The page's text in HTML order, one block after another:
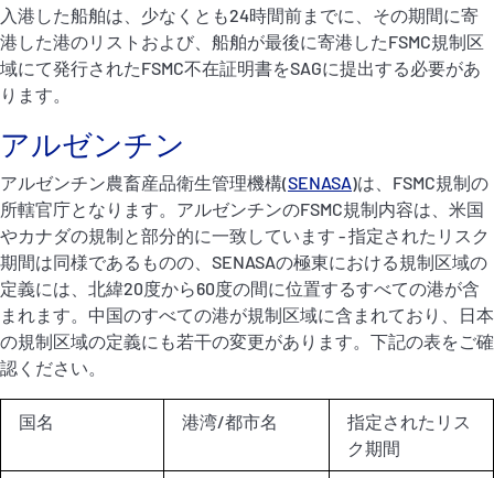
入港した船舶は、少なくとも24時間前までに、その期間に寄
港した港のリストおよび、船舶が最後に寄港したFSMC規制区
域にて発行されたFSMC不在証明書をSAGに提出する必要があ
ります。
アルゼンチン
アルゼンチン農畜産品衛生管理機構(SENASA)は、FSMC規制の
所轄官庁となります。アルゼンチンのFSMC規制内容は、米国
やカナダの規制と部分的に一致しています - 指定されたリスク
期間は同様であるものの、SENASAの極東における規制区域の
定義には、北緯20度から60度の間に位置するすべての港が含
まれます。中国のすべての港が規制区域に含まれており、日本
の規制区域の定義にも若干の変更があります。下記の表をご確
認ください。
国名 港湾/都市名
指定されたリス
ク期間